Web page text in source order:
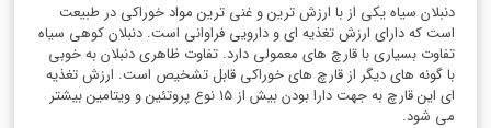
دنبلان سیاه یکی از با ارزش ترین و غنی ترین مواد خوراکی در طبیعت
است که دارای ارزش تغذیه ای و دارویی فراوانی است. دنبلان کوهی سیاه
تفاوت بسیاری با قارچ های معمولی دارد. تفاوت ظاهری دنبلان به خوبی
با گونه های دیگر از قارچ های خوراکی قابل تشخیص است. ارزش تغذیه
ای این قارچ به جهت دارا بودن بیش از ۱۵ نوع پروتئین و ویتامین بیشتر
می شود.